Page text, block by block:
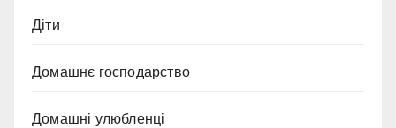
Діти
Домашнє господарство
Домашні улюбленці